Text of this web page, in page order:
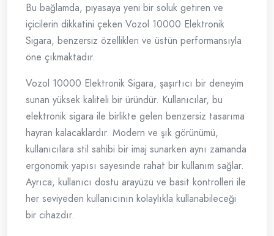
Bu bağlamda, piyasaya yeni bir soluk getiren ve
içicilerin dikkatini çeken Vozol 10000 Elektronik
Sigara, benzersiz özellikleri ve üstün performansıyla
öne çıkmaktadır.
Vozol 10000 Elektronik Sigara, şaşırtıcı bir deneyim
sunan yüksek kaliteli bir üründür. Kullanıcılar, bu
elektronik sigara ile birlikte gelen benzersiz tasarıma
hayran kalacaklardır. Modern ve şık görünümü,
kullanıcılara stil sahibi bir imaj sunarken aynı zamanda
ergonomik yapısı sayesinde rahat bir kullanım sağlar.
Ayrıca, kullanıcı dostu arayüzü ve basit kontrolleri ile
her seviyeden kullanıcının kolaylıkla kullanabileceği
bir cihazdır.